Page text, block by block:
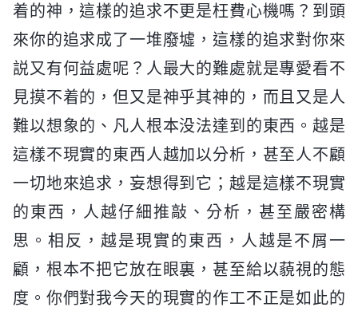
着的神，這樣的追求不更是枉費心機嗎？到頭
來你的追求成了一堆廢墟，這樣的追求對你來
説又有何益處呢？人最大的難處就是專愛看不
見摸不着的，但又是神乎其神的，而且又是人
難以想象的、凡人根本没法達到的東西。越是
這樣不現實的東西人越加以分析，甚至人不顧
一切地來追求，妄想得到它；越是這樣不現實
的東西，人越仔細推敲、分析，甚至嚴密構
思。相反，越是現實的東西，人越是不屑一
顧，根本不把它放在眼裏，甚至給以藐視的態
度。你們對我今天的現實的作工不正是如此的